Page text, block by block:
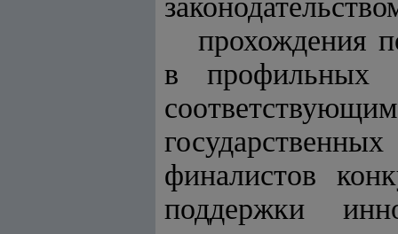
прохождения
в профильных
финалистов
поддержки